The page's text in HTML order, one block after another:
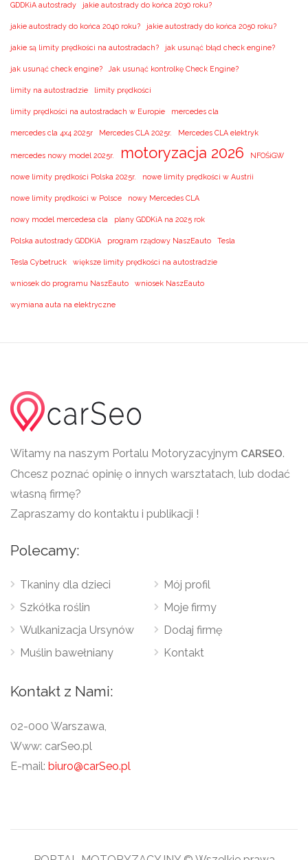
GDDKiA autostrady jakie autostrady do końca 2030 roku?
jakie autostrady do końca 2040 roku? jakie autostrady do końca 2050 roku?
jakie są limity prędkości na autostradach? jak usunąć błąd check engine?
jak usunąć check engine? Jak usunąć kontrolkę Check Engine?
limity na autostradzie limity prędkości
limity prędkości na autostradach w Europie mercedes cla
mercedes cla 4x4 2025r Mercedes CLA 2025r. Mercedes CLA elektryk
mercedes nowy model 2025r. motoryzacja 2026 NFOŚiGW
nowe limity prędkości Polska 2025r. nowe limity prędkości w Austrii
nowe limity prędkości w Polsce nowy Mercedes CLA
nowy model mercedesa cla plany GDDKiA na 2025 rok
Polska autostrady GDDKiA program rządowy NaszEauto Tesla
Tesla Cybetruck większe limity prędkości na autostradzie
wniosek do programu NaszEauto wniosek NaszEauto
wymiana auta na elektryczne
Witamy na naszym Portalu Motoryzacyjnym CARSEO.
Chcesz poznać opinię o innych warsztatach, lub dodać
własną firmę?
Zapraszamy do kontaktu i publikacji !
Polecamy:
Tkaniny dla dzieci
Szkółka roślin
Wulkanizacja Ursynów
Muślin bawełniany
Mój profil
Moje firmy
Dodaj firmę
Kontakt
Kontakt z Nami:
02-000 Warszawa,
Www: carSeo.pl
E-mail: biuro@carSeo.pl